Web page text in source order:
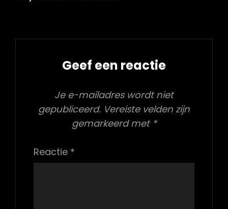
Geef een reactie
Je e-mailadres wordt niet
gepubliceerd. Vereiste velden zijn
gemarkeerd met *
Reactie *